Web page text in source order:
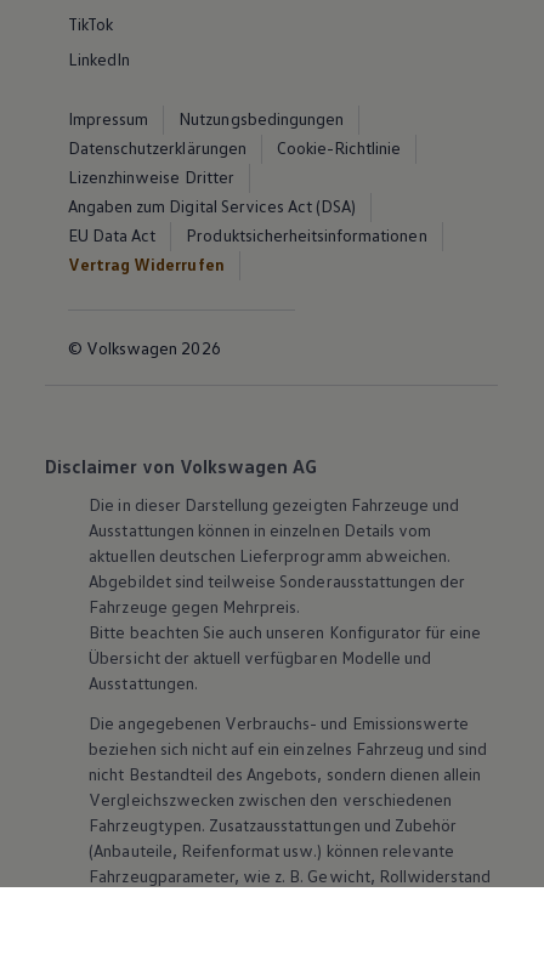
TikTok
LinkedIn
Impressum
Nutzungsbedingungen
Datenschutzerklärungen
Cookie-Richtlinie
Lizenzhinweise Dritter
Angaben zum Digital Services Act (DSA)
EU Data Act
Produktsicherheitsinformationen
Vertrag Widerrufen
© Volkswagen 2026
Disclaimer von Volkswagen AG
Die in dieser Darstellung gezeigten Fahrzeuge und
Ausstattungen können in einzelnen Details vom
aktuellen deutschen Lieferprogramm abweichen.
Abgebildet sind teilweise Sonderausstattungen der
Fahrzeuge gegen Mehrpreis.
Bitte beachten Sie auch unseren Konfigurator für eine
Übersicht der aktuell verfügbaren Modelle und
Ausstattungen.
Die angegebenen Verbrauchs- und Emissionswerte
beziehen sich nicht auf ein einzelnes Fahrzeug und sind
nicht Bestandteil des Angebots, sondern dienen allein
Vergleichszwecken zwischen den verschiedenen
Fahrzeugtypen. Zusatzausstattungen und Zubehör
(Anbauteile, Reifenformat usw.) können relevante
Fahrzeugparameter, wie z. B. Gewicht, Rollwiderstand